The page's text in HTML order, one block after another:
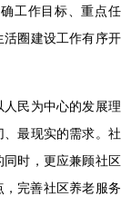
工作目标、重点任
圈建设工作有序开
民为中心的发展理
最现实的需求。社
时，更应兼顾社区
完善社区养老服务